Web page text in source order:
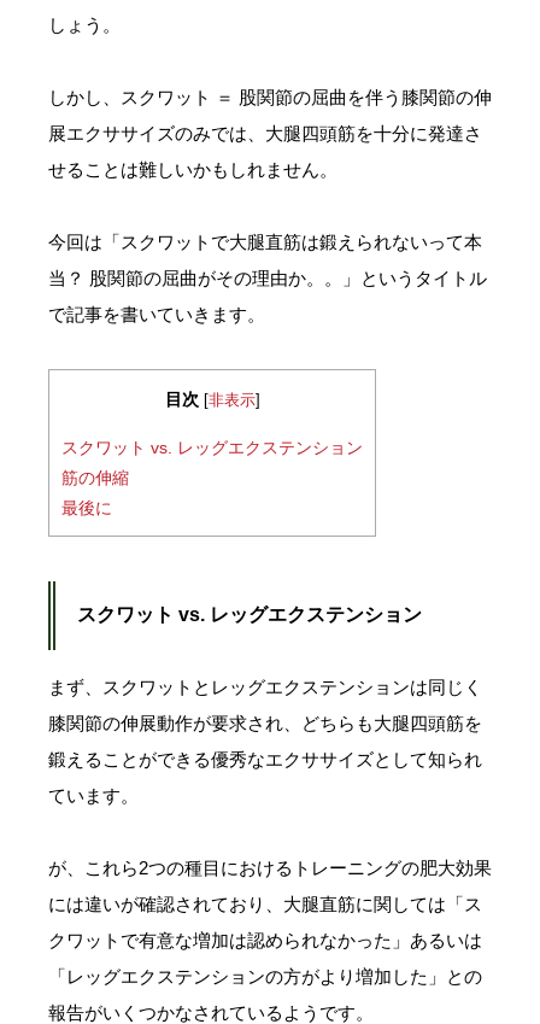
しょう。
しかし、スクワット ＝ 股関節の屈曲を伴う膝関節の伸
展エクササイズのみでは、大腿四頭筋を十分に発達さ
せることは難しいかもしれません。
今回は「スクワットで大腿直筋は鍛えられないって本
当？ 股関節の屈曲がその理由か。。」というタイトル
で記事を書いていきます。
目次 [非表示]
スクワット vs. レッグエクステンション
筋の伸縮
最後に
スクワット vs. レッグエクステンション
まず、スクワットとレッグエクステンションは同じく
膝関節の伸展動作が要求され、どちらも大腿四頭筋を
鍛えることができる優秀なエクササイズとして知られ
ています。
が、これら2つの種目におけるトレーニングの肥大効果
には違いが確認されており、大腿直筋に関しては「ス
クワットで有意な増加は認められなかった」あるいは
「レッグエクステンションの方がより増加した」との
報告がいくつかなされているようです。